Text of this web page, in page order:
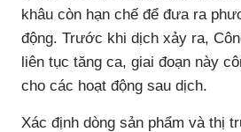
khâu còn hạn chế để đưa ra
động. Trước khi dịch xảy ra,
liên tục tăng ca, giai đoạn này
cho các hoạt động sau dịch.
Xác định dòng sản phẩm và thị